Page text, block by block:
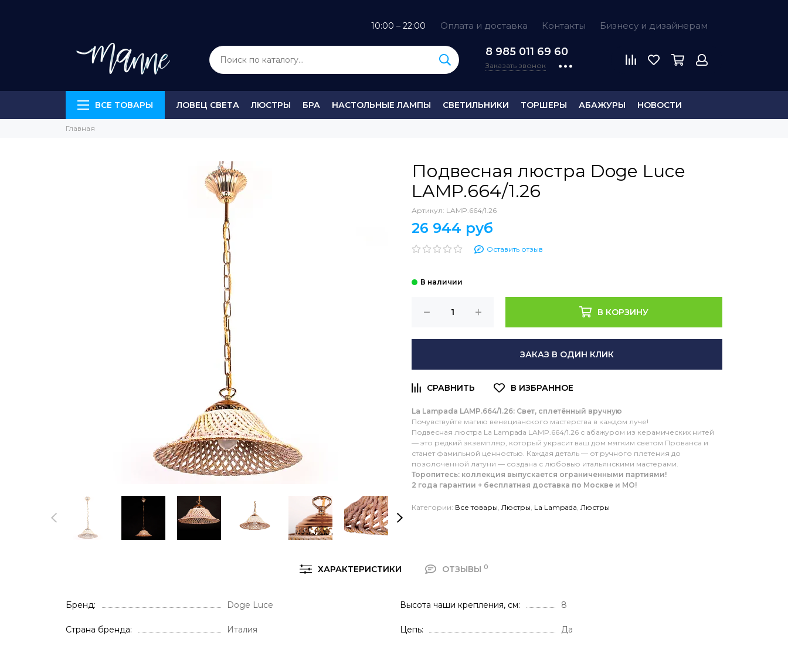
10:00 – 22:00 Оплата и доставка Контакты Бизнесу и дизайнерам
8 985 011 69 60
Заказать звонок
ВСЕ ТОВАРЫ ЛОВЕЦ СВЕТА ЛЮСТРЫ БРА НАСТОЛЬНЫЕ ЛАМПЫ СВЕТИЛЬНИКИ ТОРШЕРЫ АБАЖУРЫ НОВОСТИ
Главная
Подвесная люстра Doge Luce
LAMP.664/1.26
Артикул: LAMP.664/1.26
26 944 руб
Оставить отзыв
В КОРЗИНУ
ЗАКАЗ В ОДИН КЛИК
La Lampada LAMP.664/1.26: Свет, сплетённый вручную
Почувствуйте магию венецианского мастерства в каждом луче!
Подвесная люстра La Lampada LAMP.664/1.26 с абажуром из керамических нитей
— это редкий экземпляр, который украсит ваш дом мягким светом Прованса и
станет фамильной ценностью. Каждая деталь — от ручного плетения до
позолоченной латуни — создана с любовью итальянскими мастерами.
Торопитесь: коллекция выпускается ограниченными партиями!
2 года гарантии + бесплатная доставка по Москве и МО!
Категории: Все товары Люстры La Lampada Люстры
ХАРАКТЕРИСТИКИ ОТЗЫВЫ 0
Бренд Doge Luce
Страна бренда Италия
Высота чаши крепления, см 8
Цепь Да